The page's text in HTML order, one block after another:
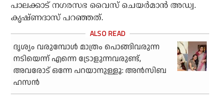
പാലക്കാട് നഗരസഭ വൈസ് ചെയര്‍മാന്‍ അഡ്വ.
കൃഷ്ണദാസ് പറഞ്ഞത്.
ദൃശ്യം വരുമ്പോള്‍ മാത്രം പൊങ്ങിവരുന്ന
നടിയെന്ന് എന്നെ ട്രോളുന്നവരുണ്ട്,
അവരോട് ഒന്നേ പറയാനുള്ളൂ: അന്‍സിബ
ഹസന്‍